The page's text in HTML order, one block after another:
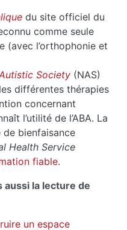
du site officiel du
comme seule
(avec l’orthophonie et
Society (NAS)
différentes thérapies
concernant
l’utilité de l’ABA. La
de bienfaisance
Health Service
fiable.
aussi la lecture de
un espace